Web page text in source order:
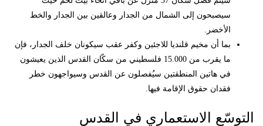
سيصبحون إلى الشمال من الجدار وعالقين بين الجدار والخط
الأخضر.
بما أن مخيم قلنديا للاجئين وكفر عقب سيكونان خلف الجدار، فإن
ما يقرب من 15.000 فلسطيني من سكّان القدس الذين يعيشون
في هاتين المنطقتين سيُفصلون عن القدس وسيواجهون خطر
فقدان حقوق الإقامة فيها.
التوسّع الاستعماري في القدس